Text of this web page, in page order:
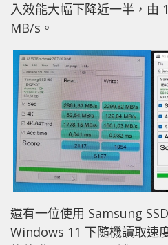
入效能大幅下降近一半，由
MB/s。
還有一位使用 Samsung
Windows 11 下隨機讀取速